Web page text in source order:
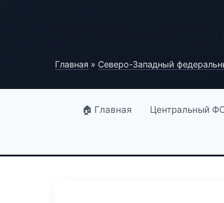
Главная » Северо-Западный
🏠 Главная Центральный